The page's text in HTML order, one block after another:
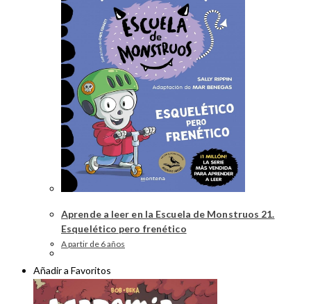
Aprende a leer en la Escuela de Monstruos 21.
Esquelético pero frenético
A partir de 6 años
Añadir a Favoritos